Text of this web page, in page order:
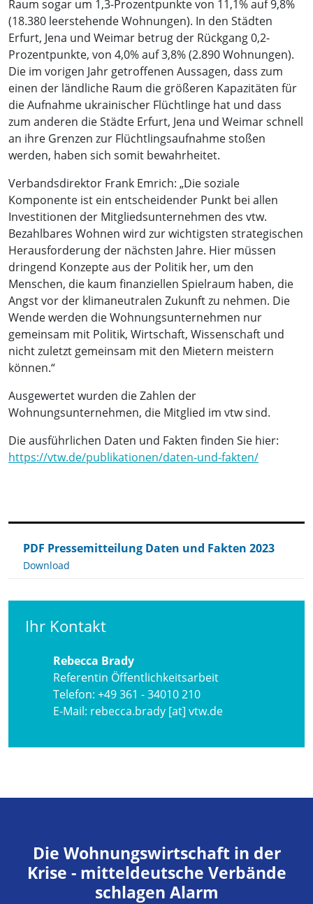
Raum sogar um 1,3-Prozentpunkte von 11,1% auf 9,8%
(18.380 leerstehende Wohnungen). In den Städten
Erfurt, Jena und Weimar betrug der Rückgang 0,2-
Prozentpunkte, von 4,0% auf 3,8% (2.890 Wohnungen).
Die im vorigen Jahr getroffenen Aussagen, dass zum
einen der ländliche Raum die größeren Kapazitäten für
die Aufnahme ukrainischer Flüchtlinge hat und dass
zum anderen die Städte Erfurt, Jena und Weimar schnell
an ihre Grenzen zur Flüchtlingsaufnahme stoßen
werden, haben sich somit bewahrheitet.
Verbandsdirektor Frank Emrich: „Die soziale
Komponente ist ein entscheidender Punkt bei allen
Investitionen der Mitgliedsunternehmen des vtw.
Bezahlbares Wohnen wird zur wichtigsten strategischen
Herausforderung der nächsten Jahre. Hier müssen
dringend Konzepte aus der Politik her, um den
Menschen, die kaum finanziellen Spielraum haben, die
Angst vor der klimaneutralen Zukunft zu nehmen. Die
Wende werden die Wohnungsunternehmen nur
gemeinsam mit Politik, Wirtschaft, Wissenschaft und
nicht zuletzt gemeinsam mit den Mietern meistern
können.“
Ausgewertet wurden die Zahlen der
Wohnungsunternehmen, die Mitglied im vtw sind.
Die ausführlichen Daten und Fakten finden Sie hier:
https://vtw.de/publikationen/daten-und-fakten/
PDF Pressemitteilung Daten und Fakten 2023
Download
Ihr Kontakt
Rebecca Brady
Referentin Öffentlichkeitsarbeit
Telefon: +49 361 - 34010 210
E-Mail: rebecca.brady [at] vtw.de
Die Wohnungswirtschaft in der
Krise - mitteldeutsche Verbände
schlagen Alarm